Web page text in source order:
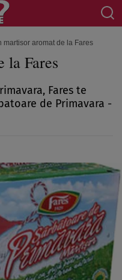
martisor aromat de la Fares
la Fares
Fares te
de Primavara -